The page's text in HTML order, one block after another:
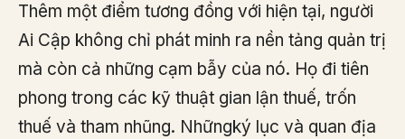
Thêm một điểm tương đồng với hiện tại, người
Ai Cập không chỉ phát minh ra nền tảng quản trị
mà còn cả những cạm bẫy của nó. Họ đi tiên
phong trong các kỹ thuật gian lận thuế, trốn
thuế và tham nhũng. Nhữngký lục và quan địa